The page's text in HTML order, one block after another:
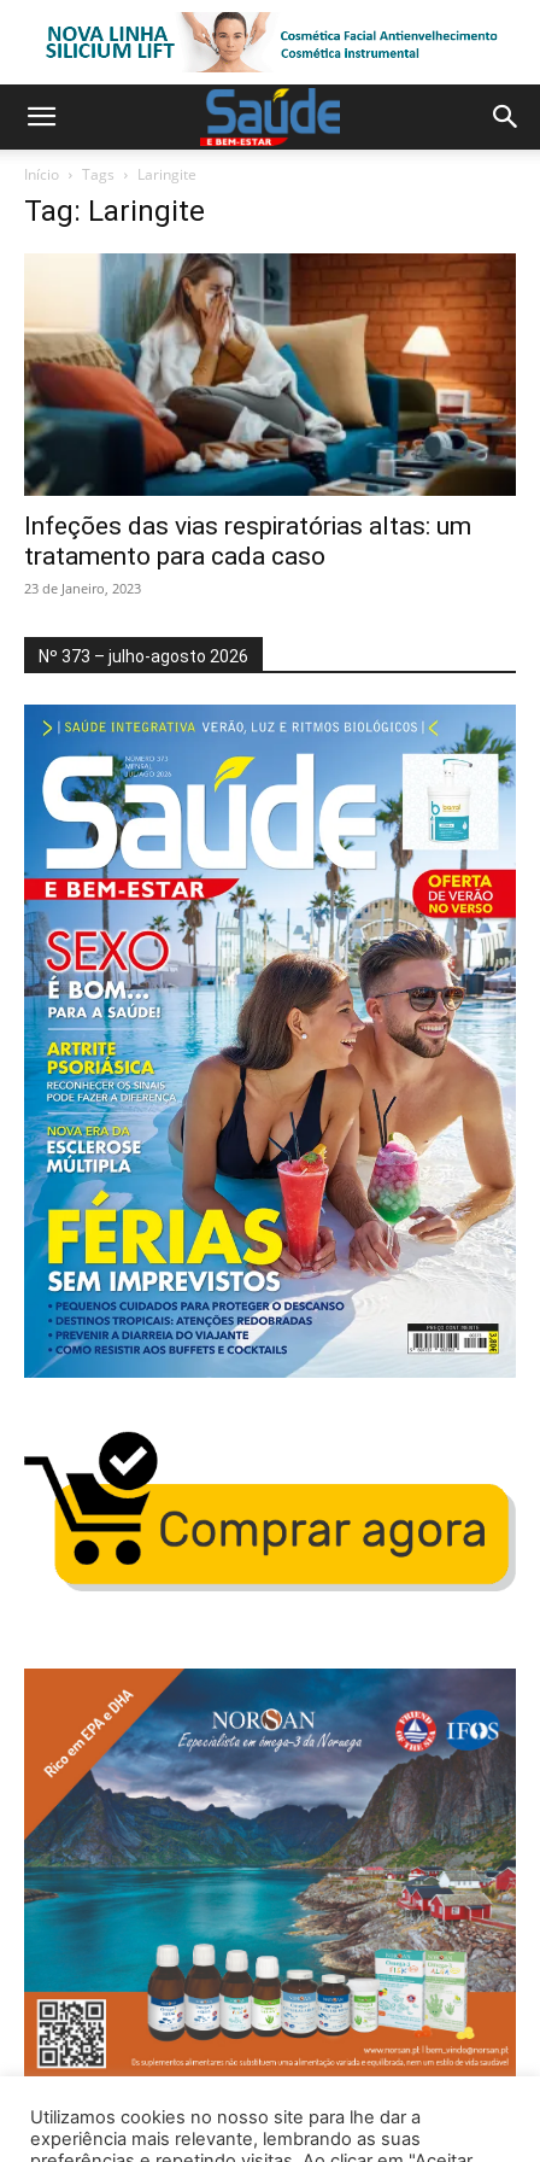
Início Tags Laringite
Tag: Laringite
Infeções das vias respiratórias altas: um
tratamento para cada caso
23 de Janeiro, 2023
Nº 373 – julho-agosto 2026
Utilizamos cookies no nosso site para lhe dar a
experiência mais relevante, lembrando as suas